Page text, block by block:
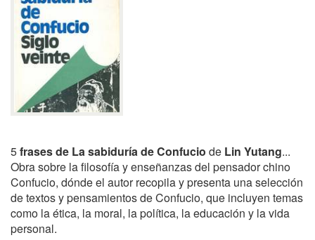
5frases de La sabiduría de Confucio de Lin Yutang...
Obra sobre la filosofía y enseñanzas del pensador chino
Confucio, dónde el autor recopila y presenta una selección
de textos y pensamientos de Confucio, que incluyen temas
como la ética, la moral, la política, la educación y la vida
personal.